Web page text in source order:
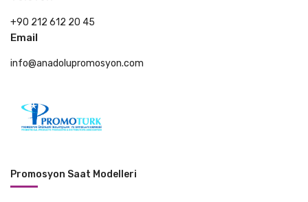
+90 212 612 20 45
Email
info@anadolupromosyon.com
Promosyon Saat Modelleri